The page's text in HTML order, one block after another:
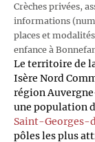
Crèches privées,
informations
places et
enfance à
Le territoire de
Isère Nord
région
une population
Saint-Georges-
pôles les plus